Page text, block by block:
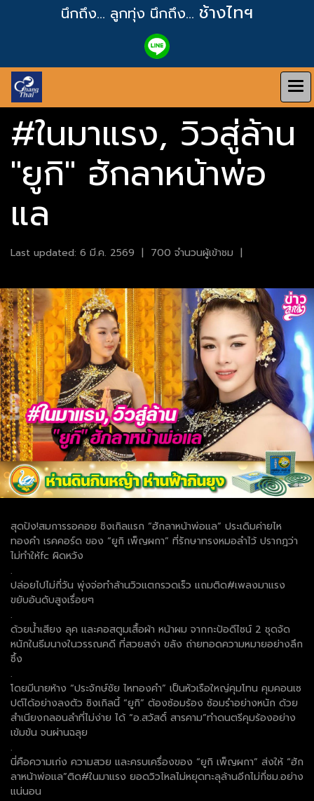
นึกถึง... ลูกทุ่ง นึกถึง... ช้างไทฯ
#ในมาแรง, วิวสู่ล้าน
"ยูกิ" ฮักลาหน้าพ่อ
แล
Last updated: 6 มี.ค. 2569 | 700 จำนวนผู้เข้าชม |
สุดปัง!สมการรอคอย ซิงเกิลแรก “ฮักลาหน้าพ่อแล” ประเดิมค่ายไห
ทองคำ เรคคอร์ด ของ “ยูกิ เพ็ญผกา” ที่รักษาทรงหมอลำไว้ ปรากฎว่า
ไม่ทำให้fc ผิดหวัง
.
ปล่อยไปไม่กี่วัน พุ่งจ่อทำล้านวิวแตกรวดเร็ว แถมติด#เพลงมาแรง
ขยับอันดับสูงเรื่อยๆ
.
ด้วยน้ำเสียง ลุค และคอสตูมเสื้อผ้า หน้าผม จากกะป้อดีไซน์ 2 ชุดจัด
หนักในธีมนางในวรรณคดี ที่สวยสง่า ขลัง ถ่ายทอดความหมายอย่างลึก
ซึ้ง
.
โดยมีนายห้าง “ประจักษ์ชัย ไหทองคำ” เป็นหัวเรือใหญ่คุมโทน คุมคอนเซ
ปต์ได้อย่างลงตัว ซิงเกิลนี้ “ยูกิ” ต้องซ้อมร้อง ซ้อมรำอย่างหนัก ด้วย
สำเนียงกลอนลำที่ไม่ง่าย ได้ “อ.สวัสดิ์ สารคาม”ทำดนตรีคุมร้องอย่าง
เข้มข้น จนผ่านฉลุย
.
นี่คือความเก่ง ความสวย และครบเครื่องของ “ยูกิ เพ็ญผกา” ส่งให้ “ฮัก
ลาหน้าพ่อแล”ติด#ในมาแรง ยอดวิวไหลไม่หยุดทะลุล้านอีกไม่กี่ชม.อย่าง
แน่นอน